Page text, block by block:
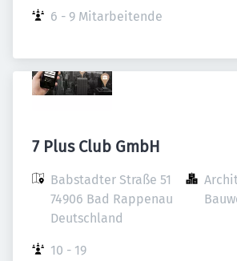
6 - 9 Mitarbeitende
7 Plus Club GmbH
Babstadter Straße 51
74906 Bad Rappenau
Deutschland
10 - 19